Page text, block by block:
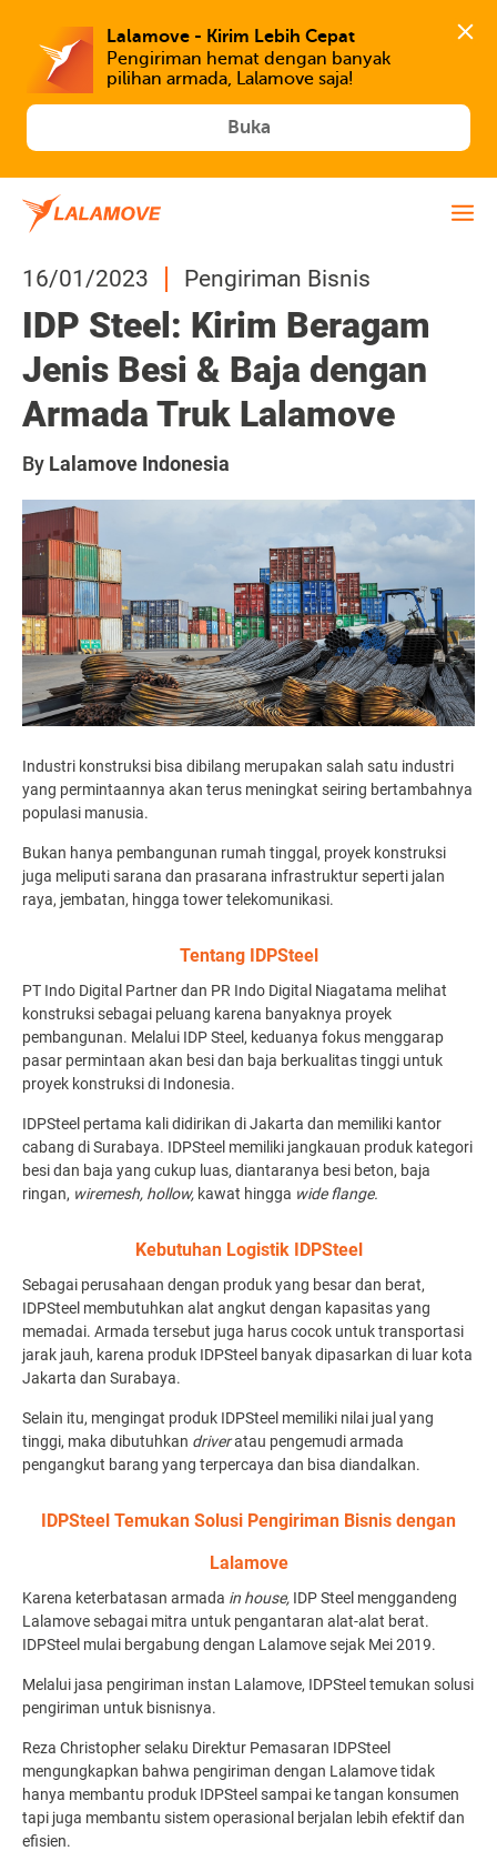
Lalamove - Kirim Lebih Cepat
Pengiriman hemat dengan banyak
Buka
16/01/2023 Pengiriman Bisnis
IDP Steel: Kirim Beragam
Jenis Besi & Baja dengan
Armada Truk Lalamove
By Lalamove Indonesia
Industri konstruksi bisa dibilang merupakan salah satu industri
yang permintaannya akan terus meningkat seiring bertambahnya
populasi manusia.
Bukan hanya pembangunan rumah tinggal, proyek konstruksi
juga meliputi sarana dan prasarana infrastruktur seperti jalan
raya, jembatan, hingga tower telekomunikasi.
Tentang IDPSteel
PT Indo Digital Partner dan PR Indo Digital Niagatama melihat
konstruksi sebagai peluang karena banyaknya proyek
pembangunan. Melalui IDP Steel, keduanya fokus menggarap
pasar permintaan akan besi dan baja berkualitas tinggi untuk
proyek konstruksi di Indonesia.
IDPSteel pertama kali didirikan di Jakarta dan memiliki kantor
cabang di Surabaya. IDPSteel memiliki jangkauan produk kategori
besi dan baja yang cukup luas, diantaranya besi beton, baja
ringan, wiremesh, hollow, kawat hingga wide flange.
Kebutuhan Logistik IDPSteel
Sebagai perusahaan dengan produk yang besar dan berat,
IDPSteel membutuhkan alat angkut dengan kapasitas yang
memadai. Armada tersebut juga harus cocok untuk transportasi
jarak jauh, karena produk IDPSteel banyak dipasarkan di luar kota
Jakarta dan Surabaya.
Selain itu, mengingat produk IDPSteel memiliki nilai jual yang
tinggi, maka dibutuhkan driveratau pengemudi armada
pengangkut barang yang terpercaya dan bisa diandalkan.
IDPSteel Temukan Solusi Pengiriman Bisnis dengan
Lalamove
Karena keterbatasan armada in house, IDP Steel menggandeng
Lalamove sebagai mitra untuk pengantaran alat-alat berat.
IDPSteel mulai bergabung dengan Lalamove sejak Mei 2019.
Melalui jasa pengiriman instan Lalamove, IDPSteel temukan solusi
pengiriman untuk bisnisnya.
Reza Christopher selaku Direktur Pemasaran IDPSteel
mengungkapkan bahwa pengiriman dengan Lalamove tidak
hanya membantu produk IDPSteel sampai ke tangan konsumen
tapi juga membantu sistem operasional berjalan lebih efektif dan
efisien.